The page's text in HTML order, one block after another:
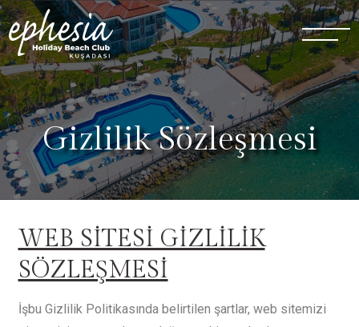
Gizlilik Sözleşmesi
WEB SİTESİ GİZLİLİK
SÖZLEŞMESİ
İşbu Gizlilik Politikasında belirtilen şartlar, web sitemizi